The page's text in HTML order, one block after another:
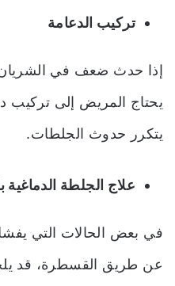
تركيب الدعامة
إذا حدث ضعف في الشريان
يحتاج المريض إلى تركيب
يتكرر حدوث الجلطات.
علاج الجلطة الدماغية
في بعض الحالات التي
عن طريق القسطرة، قد